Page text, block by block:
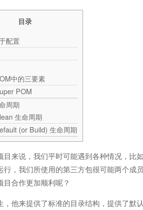
目录
配置
中的三要素
POM
周期
生命周期
(or Build) 生命周期
目来说，我们平时可能遇到各种情况，比
行，我们所使用的第三方包很可能两个成
目合作更加顺利呢？
，他来提供了标准的目录结构，提供了默